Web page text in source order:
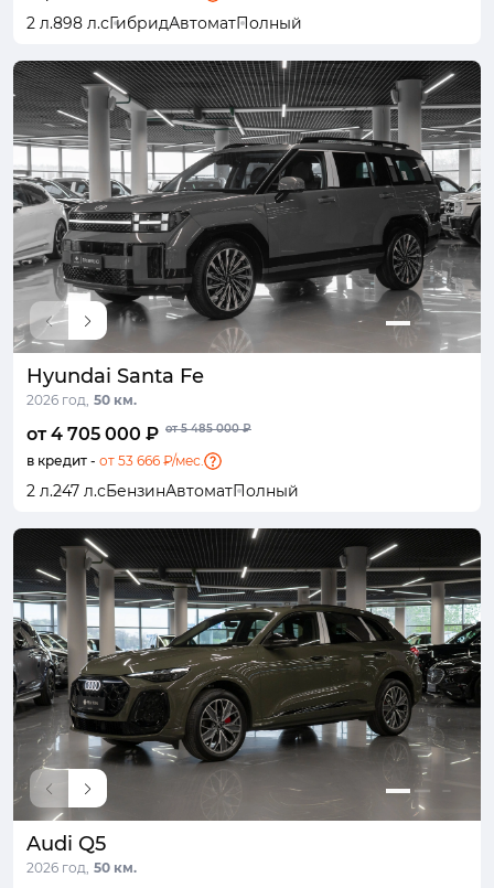
2 л.898 л.сГибридАвтоматПолный
Hyundai Santa Fe
2026 год, 50 км.
от 4 705 000 ₽ от 5 485 000 ₽
в кредит - от 53 666 ₽/мес.
2 л.247 л.сБензинАвтоматПолный
Audi Q5
2026 год, 50 км.